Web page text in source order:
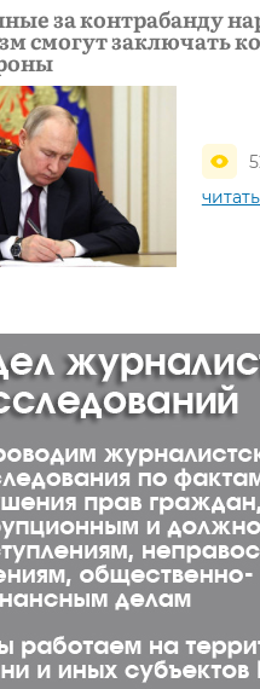
за контрабанду
смогут заключать